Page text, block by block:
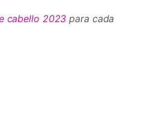
cabello 2023 para cada